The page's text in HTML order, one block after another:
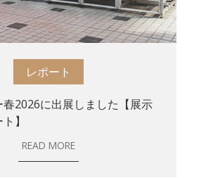
レポート
春2026に出展しました【展示
】
READ MORE